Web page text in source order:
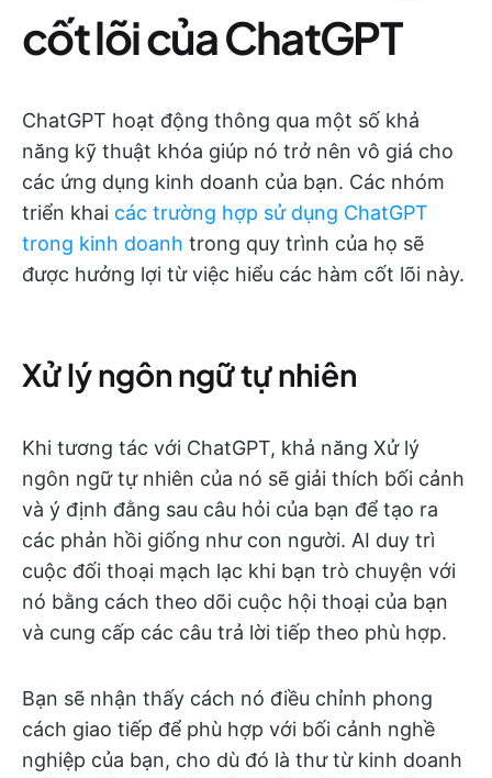
cốt lõi của ChatGPT
ChatGPT hoạt động thông qua một số khả
năng kỹ thuật khóa giúp nó trở nên vô giá cho
các ứng dụng kinh doanh của bạn. Các nhóm
triển khai các trường hợp sử dụng ChatGPT
trong kinh doanh trong quy trình của họ sẽ
được hưởng lợi từ việc hiểu các hàm cốt lõi này.
Xử lý ngôn ngữ tự nhiên
Khi tương tác với ChatGPT, khả năng Xử lý
ngôn ngữ tự nhiên của nó sẽ giải thích bối cảnh
và ý định đằng sau câu hỏi của bạn để tạo ra
các phản hồi giống như con người. AI duy trì
cuộc đối thoại mạch lạc khi bạn trò chuyện với
nó bằng cách theo dõi cuộc hội thoại của bạn
và cung cấp các câu trả lời tiếp theo phù hợp.
Bạn sẽ nhận thấy cách nó điều chỉnh phong
cách giao tiếp để phù hợp với bối cảnh nghề
nghiệp của bạn, cho dù đó là thư từ kinh doanh